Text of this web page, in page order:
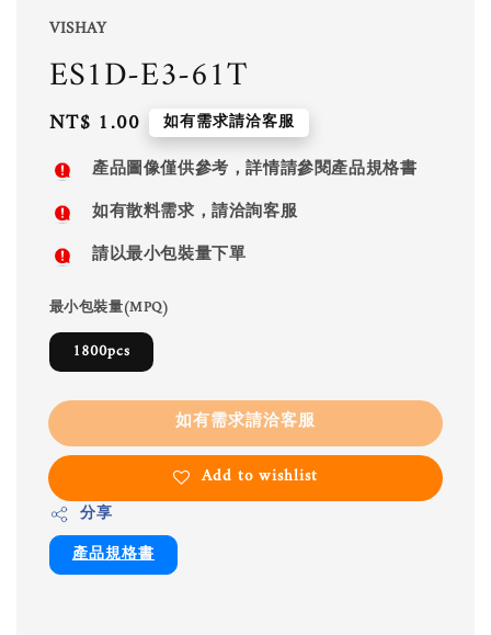
VISHAY
ES1D-E3-61T
Regular
price
NT$ 1.00 如有需求請洽客服
產品圖像僅供參考，詳情請參閱產品規格書
如有散料需求，請洽詢客服
請以最小包裝量下單
最小包裝量(MPQ)
1800pcs
如有需求請洽客服
Add to wishlist
分享
產品規格書